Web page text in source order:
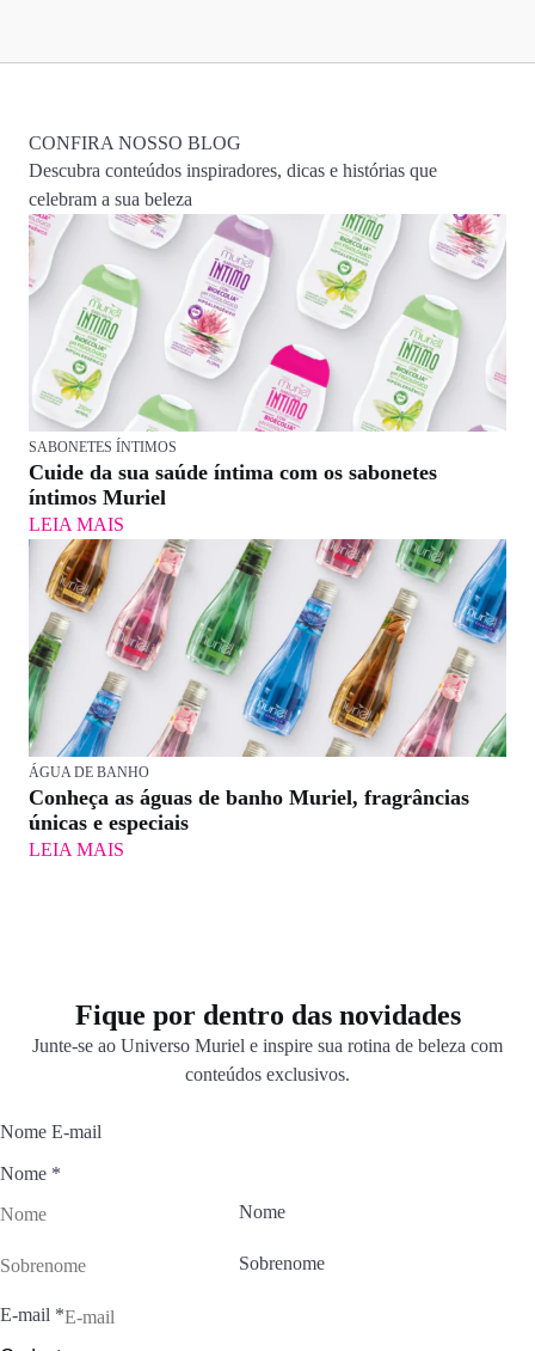
CONFIRA NOSSO BLOG
Descubra conteúdos inspiradores, dicas e histórias que
celebram a sua beleza
SABONETES ÍNTIMOS
Cuide da sua saúde íntima com os sabonetes
íntimos Muriel
LEIA MAIS
ÁGUA DE BANHO
Conheça as águas de banho Muriel, fragrâncias
únicas e especiais
LEIA MAIS
Fique por dentro das novidades
Junte-se ao Universo Muriel e inspire sua rotina de beleza com
conteúdos exclusivos.
Nome E-mail
Nome *
Nome
Sobrenome
E-mail *